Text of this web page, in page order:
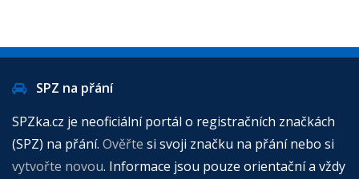
SPZ na přání
SPZka.cz je neoficiální portál o registračních značkách
(SPZ) na přání. Ověřte si svoji značku na přání nebo si
vytvořte novou. Informace jsou pouze orientační a vždy